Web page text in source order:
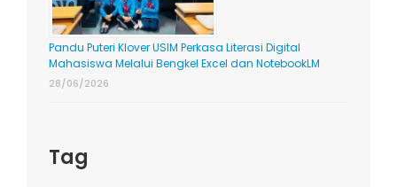
Pandu Puteri Klover USIM Perkasa Literasi Digital
Mahasiswa Melalui Bengkel Excel dan NotebookLM
28/06/2026
Tag